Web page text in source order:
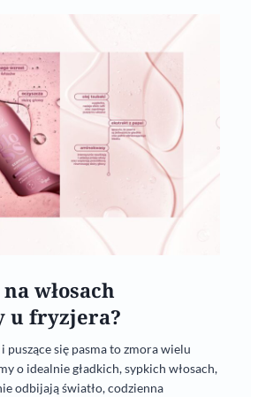
włosach
u fryzjera?
puszące się pasma to zmora wielu
o idealnie gładkich, sypkich włosach,
odbijają światło, codzienna